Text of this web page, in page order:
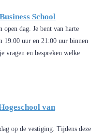
School
dag. Je bent van harte
19.00 uur en 21:00 uur binnen
vragen en bespreken welke
van
op de vestiging. Tijdens deze